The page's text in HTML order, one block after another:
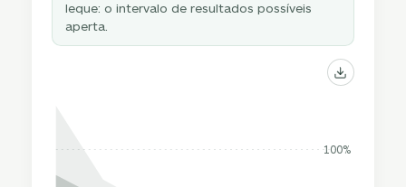
leque: o intervalo de resultados possíveis
aperta.
100%